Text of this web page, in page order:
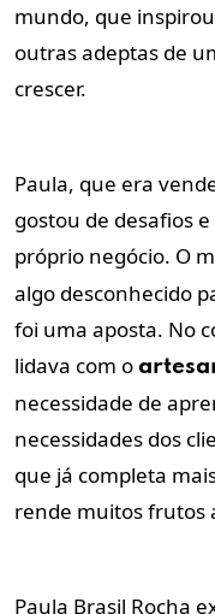
mundo, que
outras adeptas de
crescer.
Paula, que era
gostou de desafios
próprio negócio. O
algo desconhecido
foi uma aposta. No
lidava com o
necessidade de
necessidades dos
que já completa
rende muitos frutos
Paula Brasil Rocha